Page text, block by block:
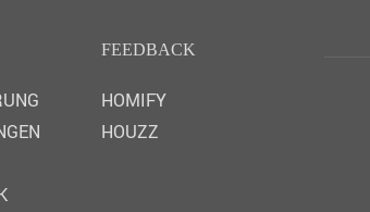
FEEDBACK
HOMIFY
HOUZZ